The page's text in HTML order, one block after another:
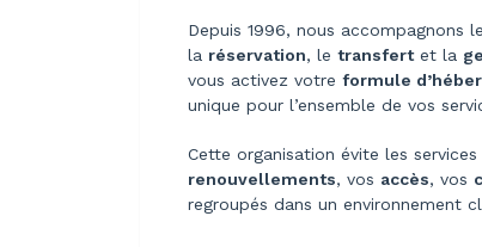
Depuis 1996, nous accompagnons
la réservation, le transfertet la
vous activez votre formule
unique pour l’ensemble de vos
Cette organisation évite les
renouvellements, vos accès, vos
regroupés dans un environnement